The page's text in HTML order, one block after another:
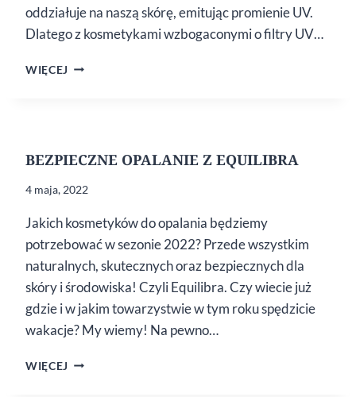
oddziałuje na naszą skórę, emitując promienie UV.
Dlatego z kosmetykami wzbogaconymi o filtry UV…
WIĘCEJ ZESTAWY
BEZPIECZNE OPALANIE Z EQUILIBRA
4 maja, 2022
Jakich kosmetyków do opalania będziemy
potrzebować w sezonie 2022? Przede wszystkim
naturalnych, skutecznych oraz bezpiecznych dla
skóry i środowiska! Czyli Equilibra. Czy wiecie już
gdzie i w jakim towarzystwie w tym roku spędzicie
wakacje? My wiemy! Na pewno…
WIĘCEJ BEZPIECZNE